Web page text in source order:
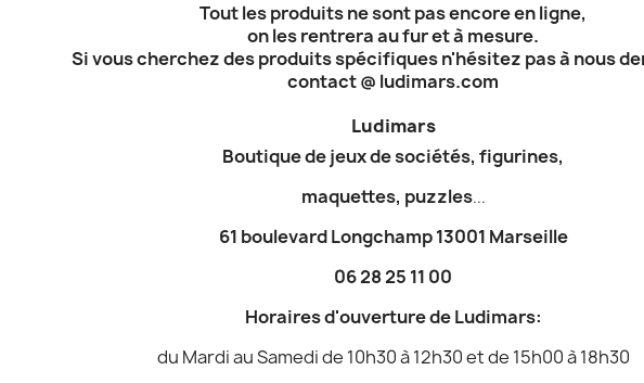
Tout les produits ne sont pas encore en ligne,
on les rentrera au fur et à mesure.
Si vous cherchez des produits spécifiques n'hésitez pas à nous
contact @ ludimars.com
Ludimars
Boutique de jeux de sociétés, figurines,
maquettes, puzzles...
61 boulevard Longchamp 13001 Marseille
06 28 25 11 00
Horaires d'ouverture de Ludimars:
du Mardi au Samedi de 10h30 à 12h30 et de 15h00 à 18h30